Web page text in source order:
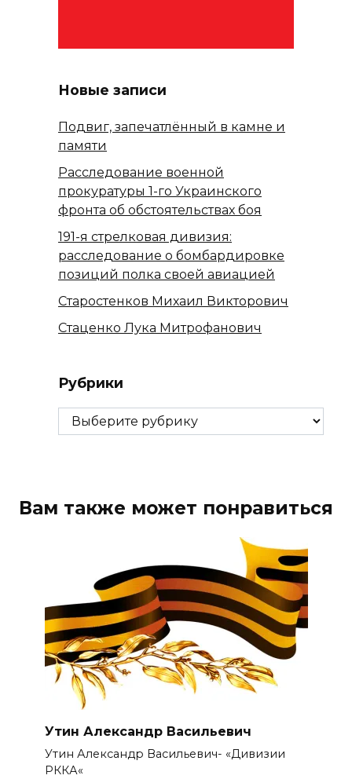
Новые записи
Подвиг, запечатлённый в камне и
памяти
Расследование военной
прокуратуры 1-го Украинского
фронта об обстоятельствах боя
191-я стрелковая дивизия:
расследование о бомбардировке
позиций полка своей авиацией
Старостенков Михаил Викторович
Стаценко Лука Митрофанович
Рубрики
Рубрики
Вам также может понравиться
Утин Александр Васильевич
Утин Александр Васильевич- «Дивизии
РККА«